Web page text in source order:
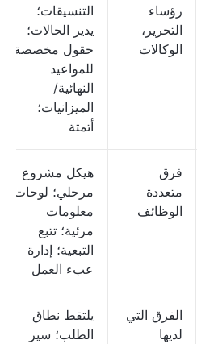
رؤساء
التحرير،
الوكالات
التنسيقات؛
يدير الحالات؛
حقول مخصصة
للمواعيد
النهائية/
الميزانيات؛
أتمتة
فرق
متعددة
الوظائف
هيكل مشروع
مرحلي؛ لوحات
معلومات
مرئية؛ تتبع
التبعية؛ إدارة
عبء العمل
الفرق التي
لديها
يلتقط نطاق
الطلب؛ سير